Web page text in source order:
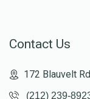
Contact Us
172 Blauvelt
(212) 239-